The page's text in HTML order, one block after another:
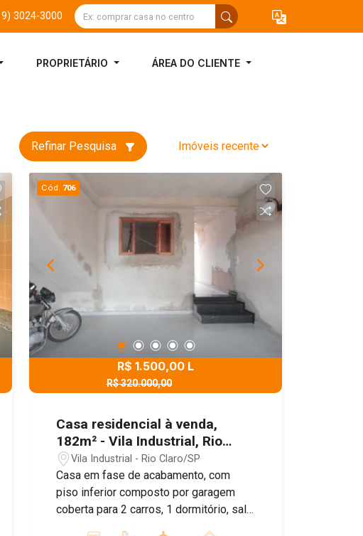
3024-3000
PROPRIETÁRIO ÁREA DO CLIENTE
Refinar Pesquisa
Cód. 706
R$ 1.500,00 L
R$ 320.000,00
Casa residencial à venda,
182m² - Vila Industrial, Rio
Claro/Sp
Vila Industrial - Rio Claro/SP
Casa em fase de acabamento, com
piso inferior composto por garagem
coberta para 2 carros, 1 dormitório, sala